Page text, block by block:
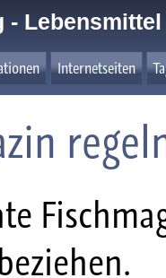
- Lebensmittel
Internetseiten